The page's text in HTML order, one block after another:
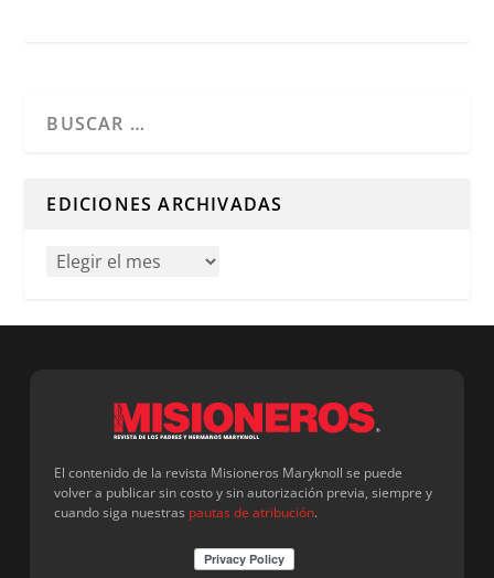
EDICIONES ARCHIVADAS
El contenido de la revista Misioneros Maryknoll se puede
volver a publicar sin costo y sin autorización previa, siempre y
cuando siga nuestras pautas de atribución.